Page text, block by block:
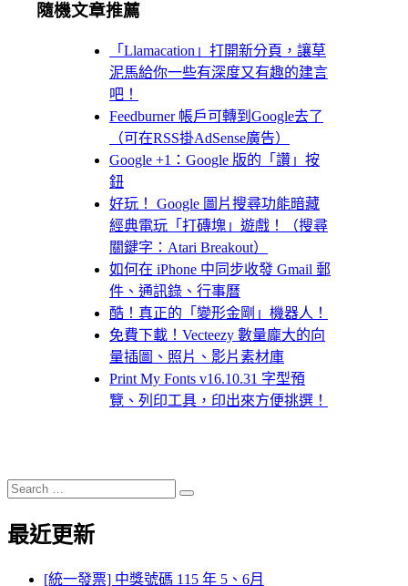
隨機文章推薦
「Llamacation」打開新分頁，讓草
泥馬給你一些有深度又有趣的建言
吧！
Feedburner 帳戶可轉到Google去了
（可在RSS掛AdSense廣告）
Google +1：Google 版的「讚」按
鈕
好玩！ Google 圖片搜尋功能暗藏
經典電玩「打磚塊」遊戲！（搜尋
關鍵字：Atari Breakout）
如何在 iPhone 中同步收發 Gmail 郵
件、通訊錄、行事曆
酷！真正的「變形金剛」機器人！
免費下載！Vecteezy 數量龐大的向
量插圖、照片、影片素材庫
Print My Fonts v16.10.31 字型預
覽、列印工具，印出來方便挑選！
Search
for:
Search
最近更新
[統一發票] 中獎號碼 115 年 5、6月